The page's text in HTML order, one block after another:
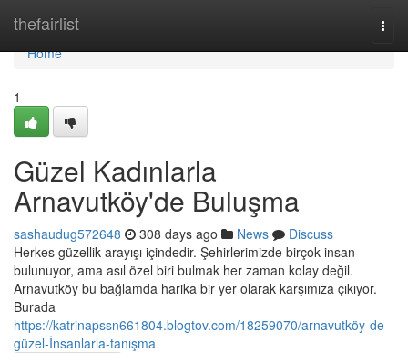
thefairlist
Home
Home
1
Güzel Kadınlarla
Arnavutköy'de Buluşma
sashaudug572648 308 days ago News
Discuss
Herkes güzellik arayışı içindedir. Şehirlerimizde birçok insan
bulunuyor, ama asıl özel biri bulmak her zaman kolay değil.
Arnavutköy bu bağlamda harika bir yer olarak karşımıza çıkıyor.
Burada
https://katrinapssn661804.blogtov.com/18259070/arnavutköy-de-
güzel-İnsanlarla-tanışma